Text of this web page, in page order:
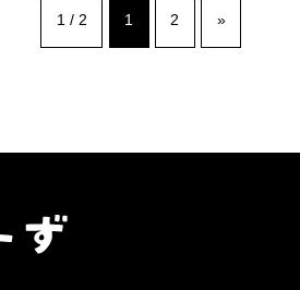
1 / 2 1 2 »